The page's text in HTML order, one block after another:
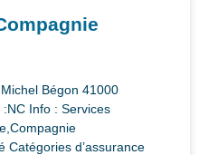
Bégon 41000
Info : Services
Catégories d’assurance